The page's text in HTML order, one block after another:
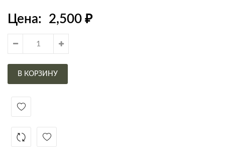
Цена: 2,500 ₽
В КОРЗИНУ